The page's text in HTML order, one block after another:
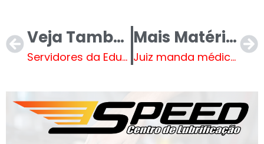
Veja Também
Servidores da Educação recebem treinamento de Brigada de Incêndio
Mais Matérias
Juiz manda médico se apresentar em 48 horas no presídio para cumprimento de pena